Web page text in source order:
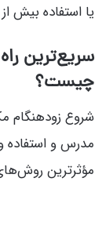
یا استفاده بیش
سریع‌ترین
چیست؟
شروع زودهنگام
مدرس و استفاده
مؤثرترین